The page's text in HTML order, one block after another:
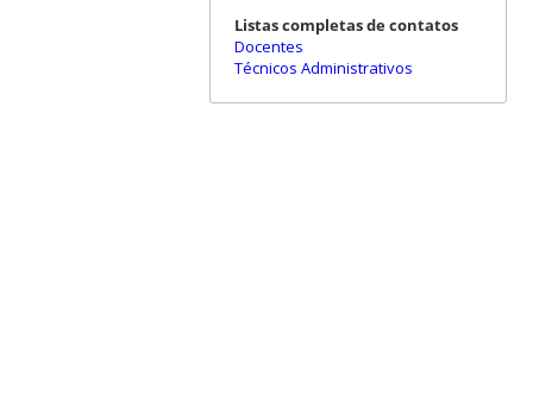
Listas completas de contatos
Docentes
Técnicos Administrativos